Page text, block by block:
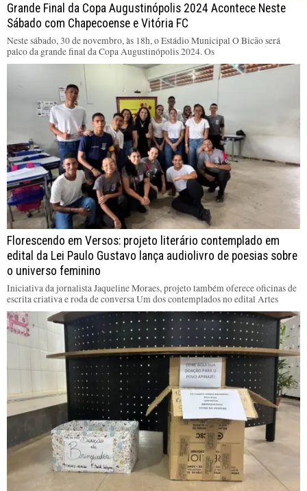
Grande Final da Copa Augustinópolis 2024 Acontece Neste
Sábado com Chapecoense e Vitória FC
Neste sábado, 30 de novembro, às 18h, o Estádio Municipal O Bicão será
palco da grande final da Copa Augustinópolis 2024. Os
Florescendo em Versos: projeto literário contemplado em
edital da Lei Paulo Gustavo lança audiolivro de poesias sobre
o universo feminino
Iniciativa da jornalista Jaqueline Moraes, projeto também oferece oficinas de
escrita criativa e roda de conversa Um dos contemplados no edital Artes